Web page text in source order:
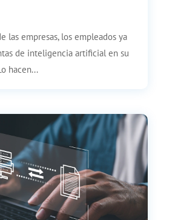
las empresas, los empleados ya
de inteligencia artificial en su
hacen...